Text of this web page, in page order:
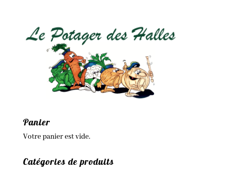
Panier
Votre panier est vide.
Catégories de produits